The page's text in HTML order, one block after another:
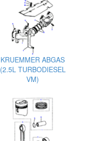
KRUEMMER ABGAS
(2.5L TURBODIESEL
VM)